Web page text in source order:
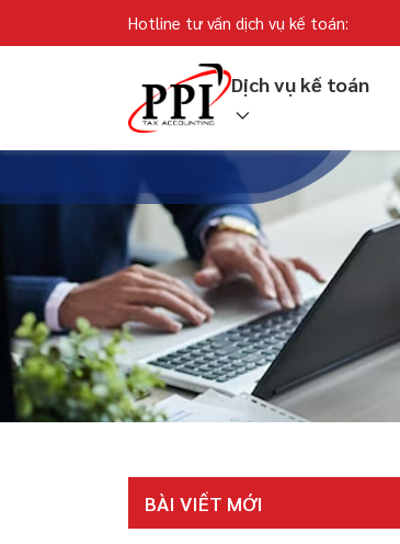
Hotline tư vấn dịch vụ kế toán:
Dịch vụ kế toán
BÀI VIẾT MỚI